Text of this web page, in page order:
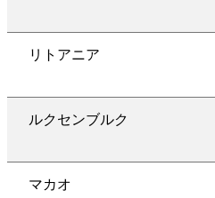
リトアニア
ルクセンブルク
マカオ